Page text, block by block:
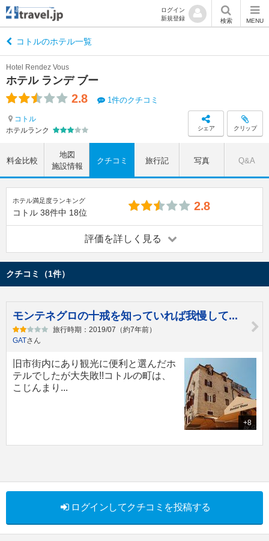
ログイン
新規登録
検索 MENU
コトルのホテル一覧
ホテル ランデ ブー
Hotel Rendez Vous
2.8 1件のクチコミ
コトル
ホテルランク
シェア クリップ
料金比較
地図
施設情報
クチコミ 旅行記 写真 Q&A
ホテル満足度ランキング
コトル 38件中 18位 2.8
評価を詳しく見る
クチコミ（1件）
モンテネグロの十戒を知っていれば我慢して...
旅行時期：2019/07（約7年前）
GATさん
+8
旧市街内にあり観光に便利と選んだホ
テルでしたが大失敗!!コトルの町は、
こじんまり...
ログインしてクチコミを投稿する